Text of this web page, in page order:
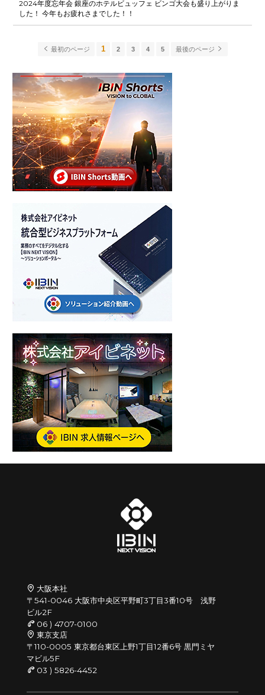
2024年度忘年会 銀座のホテルビュッフェ ビンゴ大会も盛り上がりま
した！ 今年もお疲れさまでした！！
最初のページ 1 2 3 4 5 最後のページ
大阪本社
〒541-0046 大阪市中央区平野町3丁目3番10号 浅野
ビル2F
06 ) 4707-0100
東京支店
〒110-0005 東京都台東区上野1丁目12番6号 黒門ミヤ
マビル5F
03 ) 5826-4452